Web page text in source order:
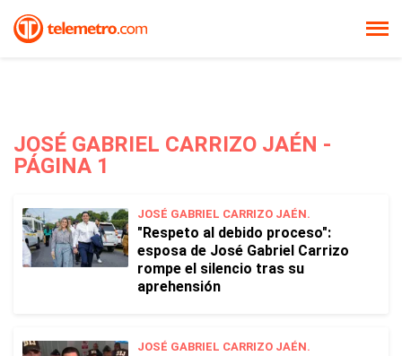
JOSÉ GABRIEL CARRIZO JAÉN -
PÁGINA 1
JOSÉ GABRIEL CARRIZO JAÉN.
"Respeto al debido proceso":
esposa de José Gabriel Carrizo
rompe el silencio tras su
aprehensión
JOSÉ GABRIEL CARRIZO JAÉN.